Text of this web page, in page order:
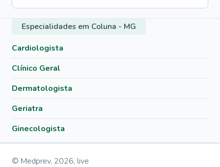
Especialidades em Coluna - MG
Cardiologista
Clínico Geral
Dermatologista
Geriatra
Ginecologista
© Medprev, 2026, live